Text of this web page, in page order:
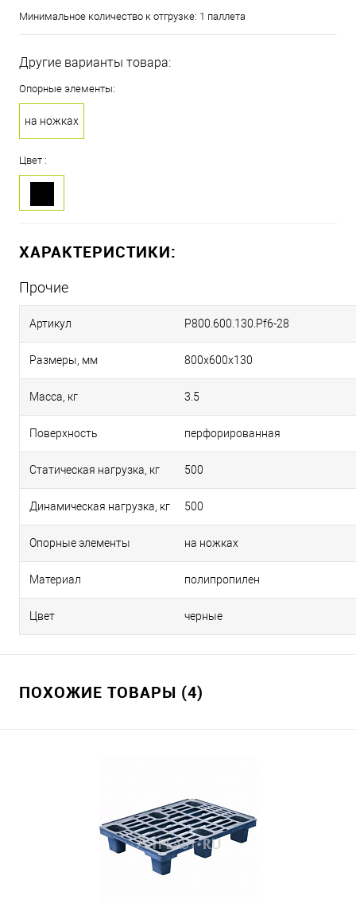
Минимальное количество к отгрузке: 1 паллета
Другие варианты товара:
Опорные элементы:
на ножках
Цвет :
ХАРАКТЕРИСТИКИ:
Прочие
Артикул P800.600.130.Pf6-28
Размеры, мм 800х600х130
Масса, кг 3.5
Поверхность перфорированная
Статическая нагрузка, кг 500
Динамическая нагрузка, кг 500
Опорные элементы на ножках
Материал полипропилен
Цвет черные
ПОХОЖИЕ ТОВАРЫ (4)